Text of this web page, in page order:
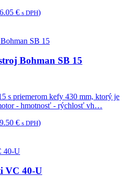
€ s DPH)
Bohman SB 15
s priemerom kefy 430 mm, ktorý je
- hmotnosť - rýchlosť vh…
€ s DPH)
VC 40-U